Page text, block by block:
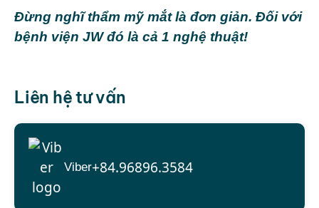
Đừng nghĩ thẩm mỹ mắt là đơn giản. Đối với
bệnh viện JW đó là cả 1 nghệ thuật!
Liên hệ tư vấn
Viber+84.96896.3584